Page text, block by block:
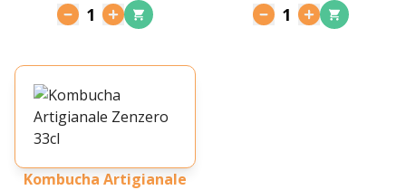
1 1
Kombucha Artigianale